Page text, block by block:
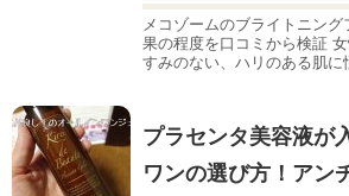
メコゾームのブライトニン
果の程度を口コミから検証
すみのない、ハリのある肌に
プラセンタ美容液が
ワンの選び方！アン